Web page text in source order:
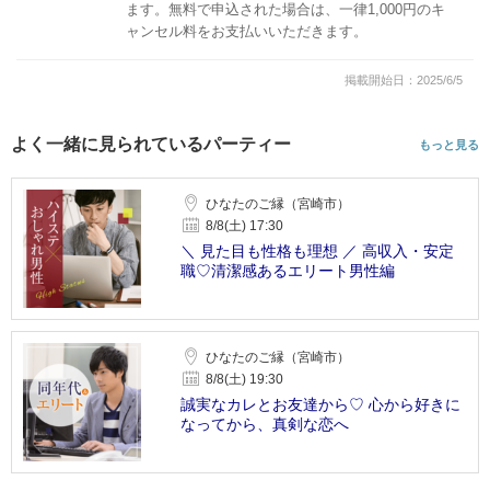
ます。無料で申込された場合は、一律1,000円のキ
ャンセル料をお支払いいただきます。
掲載開始日：2025/6/5
よく一緒に見られているパーティー もっと見る
ひなたのご縁（宮崎市）
8/8(土) 17:30
＼ 見た目も性格も理想 ／ 高収入・安定
職♡清潔感あるエリート男性編
ひなたのご縁（宮崎市）
8/8(土) 19:30
誠実なカレとお友達から♡ 心から好きに
なってから、真剣な恋へ